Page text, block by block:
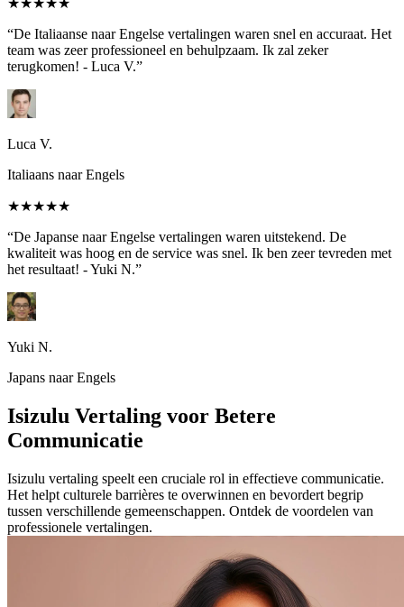
★★★★★
“De Italiaanse naar Engelse vertalingen waren snel en accuraat. Het
team was zeer professioneel en behulpzaam. Ik zal zeker
terugkomen! - Luca V.”
Luca V.
Italiaans naar Engels
★★★★★
“De Japanse naar Engelse vertalingen waren uitstekend. De
kwaliteit was hoog en de service was snel. Ik ben zeer tevreden met
het resultaat! - Yuki N.”
Yuki N.
Japans naar Engels
Isizulu Vertaling voor Betere
Communicatie
Isizulu vertaling speelt een cruciale rol in effectieve communicatie.
Het helpt culturele barrières te overwinnen en bevordert begrip
tussen verschillende gemeenschappen. Ontdek de voordelen van
professionele vertalingen.